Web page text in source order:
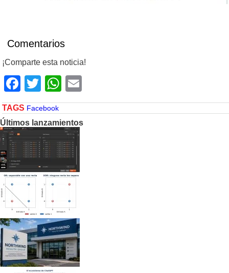
Comentarios
¡Comparte esta noticia!
Facebook
TwitterWhatsApp
TAGS Facebook
Últimos lanzamientos